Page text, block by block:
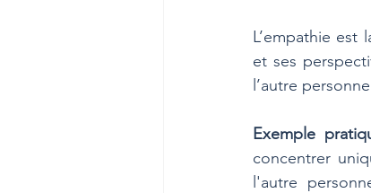
L’empathie
et ses
l’autre
Exemple
concentrer
l'autre